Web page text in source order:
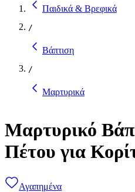
Παιδικά & Βρεφικά
/
Βάπτιση
/
Μαρτυρικά
Μαρτυρικό
Πέτου για
Αγαπημένα